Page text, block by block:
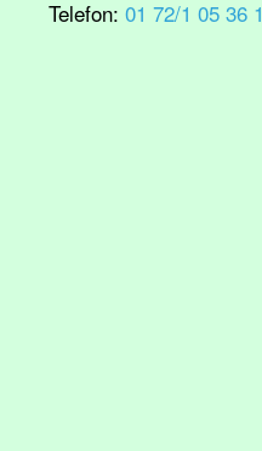
Telefon: 01 72/1 05 36